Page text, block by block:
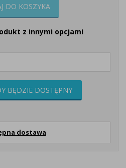
DO KOSZYKA
z innymi opcjami
BĘDZIE DOSTĘPNY
dostawa